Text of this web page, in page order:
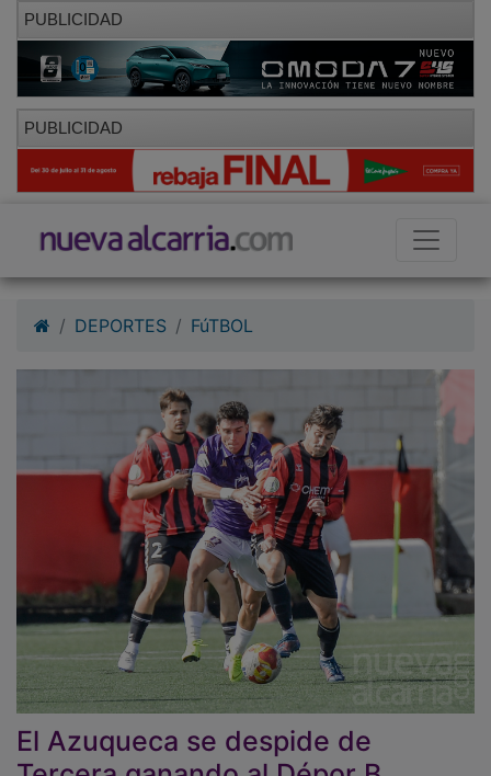
PUBLICIDAD
PUBLICIDAD
El Azuqueca se despide de
Tercera ganando al Dépor B